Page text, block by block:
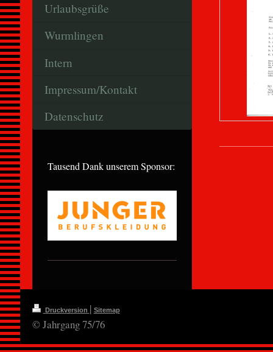
Urlaubsgrüße
Wurmlingen
Intern
Impressum/Kontakt
Datenschutz
Tausend Dank unserem Sponsor:
Druckversion | Sitemap
© Jahrgang 75/76